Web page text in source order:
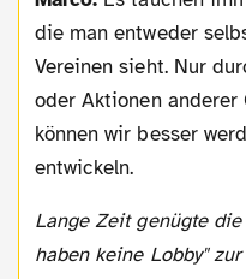
die man entweder
Vereinen sieht. Nur
oder Aktionen anderer
können wir besser
entwickeln.
Lange Zeit genügte die Behauptung „Fußballfans
haben keine Lobby"